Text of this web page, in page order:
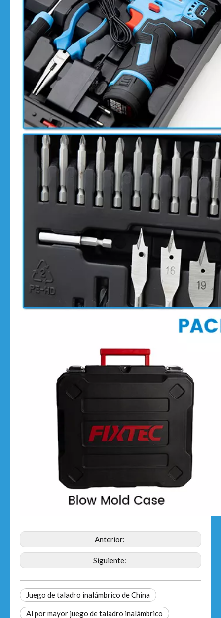
Anterior:
Siguiente:
Juego de taladro inalámbrico de China
Al por mayor juego de taladro inalámbrico